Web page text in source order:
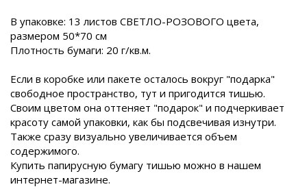
В упаковке: 13 листов СВЕТЛО-РОЗОВОГО цвета,
размером 50*70 см
Плотность бумаги: 20 г/кв.м.
Если в коробке или пакете осталось вокруг "подарка"
свободное пространство, тут и пригодится тишью.
Своим цветом она оттеняет "подарок" и подчеркивает
красоту самой упаковки, как бы подсвечивая изнутри.
Также сразу визуально увеличивается объем
содержимого.
Купить папирусную бумагу тишью можно в нашем
интернет-магазине.